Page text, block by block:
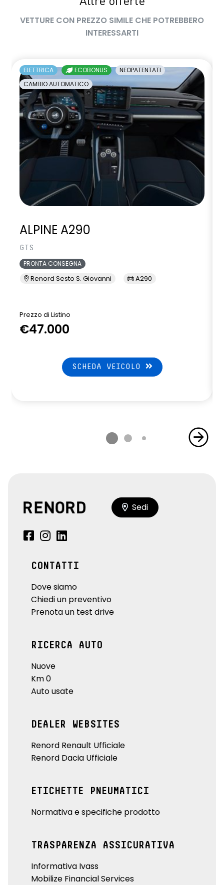
VETTURE CON PREZZO SIMILE CHE POTREBBERO
INTERESSARTI
ELETTRICA ECOBONUS
NEOPATENTATI
CAMBIO AUTOMATICO
ALPINE A290
GTS
PRONTA CONSEGNA
Renord Sesto S. Giovanni A290
Prezzo di Listino
€47.000
SCHEDA VEICOLO
Sedi
CONTATTI
Dove siamo
Chiedi un preventivo
Prenota un test drive
RICERCA AUTO
Nuove
Km 0
Auto usate
DEALER WEBSITES
Renord Renault Ufficiale
Renord Dacia Ufficiale
ETICHETTE PNEUMATICI
Normativa e specifiche prodotto
TRASPARENZA ASSICURATIVA
Informativa Ivass
Mobilize Financial Services